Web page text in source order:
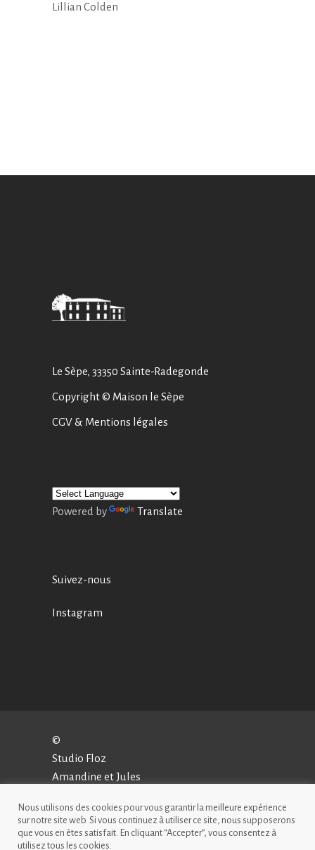
Lillian Colden
Le Sèpe, 33350 Sainte-Radegonde
Copyright © Maison le Sèpe
CGV& Mentions légales
Powered by Translate
Suivez-nous
Instagram
©
Studio Floz
Amandine et Jules
Conception – Hugo Simon-Chautems
Nous utilisons des cookies pour vous garantir la meilleure expérience
sur notre site web. Si vous continuez à utiliser ce site, nous supposerons
que vous en êtes satisfait. En cliquant “Accepter”, vous consentez à
utilisez tous les cookies.